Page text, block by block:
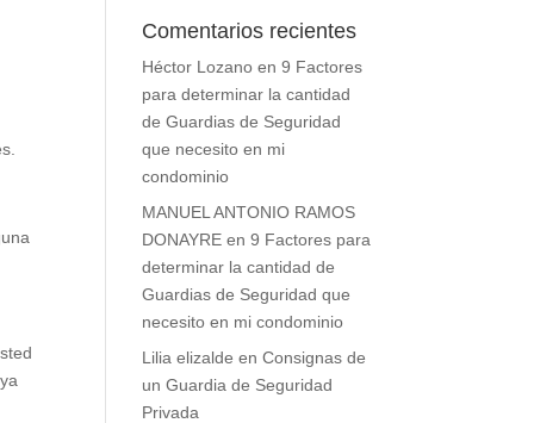
Comentarios recientes
Héctor Lozano en9 Factores
para determinar la cantidad
de Guardias de Seguridad
que necesito en mi
condominio
MANUEL ANTONIO RAMOS
DONAYRE en9 Factores para
determinar la cantidad de
Guardias de Seguridad que
necesito en mi condominio
Lilia elizalde enConsignas de
un Guardia de Seguridad
Privada